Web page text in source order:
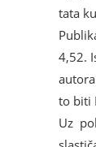
tata
4,52.
to biti
Uz